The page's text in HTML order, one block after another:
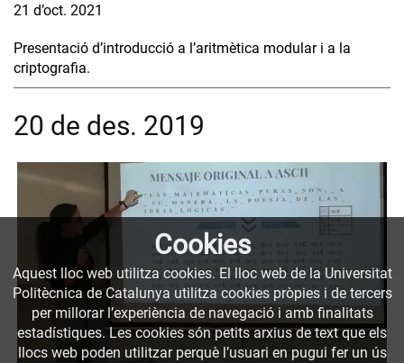
21 d’oct. 2021
Presentació d’introducció a l’aritmètica modular i a la
criptografia.
20 de des. 2019
Cookies
Aquest lloc web utilitza cookies. El lloc web de la Universitat
Politècnica de Catalunya utilitza cookies pròpies i de tercers
per millorar l’experiència de navegació i amb finalitats
estadístiques. Les cookies són petits arxius de text que els
llocs web poden utilitzar perquè l’usuari en pugui fer un ús